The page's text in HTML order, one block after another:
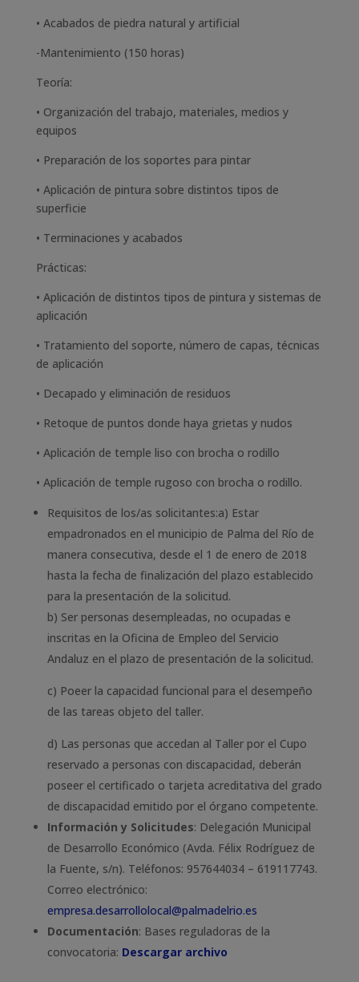
• Acabados de piedra natural y artificial
-Mantenimiento (150 horas)
Teoría:
• Organización del trabajo, materiales, medios y
equipos
• Preparación de los soportes para pintar
• Aplicación de pintura sobre distintos tipos de
superficie
• Terminaciones y acabados
Prácticas:
• Aplicación de distintos tipos de pintura y sistemas de
aplicación
• Tratamiento del soporte, número de capas, técnicas
de aplicación
• Decapado y eliminación de residuos
• Retoque de puntos donde haya grietas y nudos
• Aplicación de temple liso con brocha o rodillo
• Aplicación de temple rugoso con brocha o rodillo.
Requisitos de los/as solicitantes:a) Estar
empadronados en el municipio de Palma del Río de
manera consecutiva, desde el 1 de enero de 2018
hasta la fecha de finalización del plazo establecido
para la presentación de la solicitud.
b) Ser personas desempleadas, no ocupadas e
inscritas en la Oficina de Empleo del Servicio
Andaluz en el plazo de presentación de la solicitud.
c) Poeer la capacidad funcional para el desempeño
de las tareas objeto del taller.
d) Las personas que accedan al Taller por el Cupo
reservado a personas con discapacidad, deberán
poseer el certificado o tarjeta acreditativa del grado
de discapacidad emitido por el órgano competente.
Información y Solicitudes: Delegación Municipal
de Desarrollo Económico (Avda. Félix Rodríguez de
la Fuente, s/n). Teléfonos: 957644034 – 619117743.
Correo electrónico:
empresa.desarrollolocal@palmadelrio.es
Documentación: Bases reguladoras de la
convocatoria: Descargar archivo